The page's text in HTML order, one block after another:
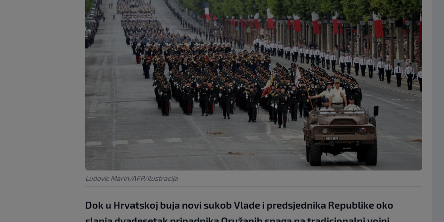
Ludovic Marin/AFP/ilustracija
Dok u Hrvatskoj buja novi sukob Vlade i predsjednika Republike oko